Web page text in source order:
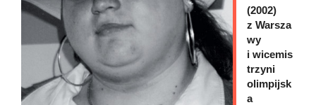
(2002)
z Warsza
wy
i wicemis
trzyni
olimpijsk
a